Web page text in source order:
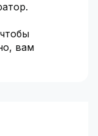
вам